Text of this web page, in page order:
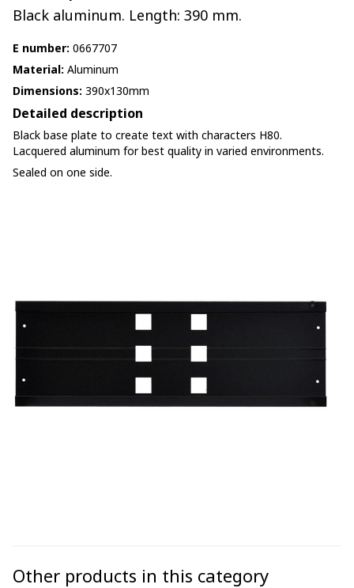
Black aluminum. Length: 390 mm.
E number: 0667707
Material: Aluminum
Dimensions: 390x130mm
Detailed description
Black base plate to create text with characters H80.
Lacquered aluminum for best quality in varied environments.
Sealed on one side.
Other products in this category